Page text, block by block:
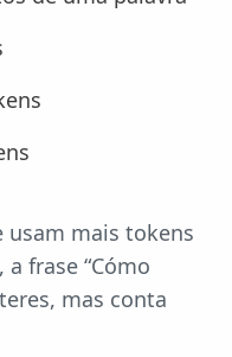
mais tokens
frase “Cómo
mas conta